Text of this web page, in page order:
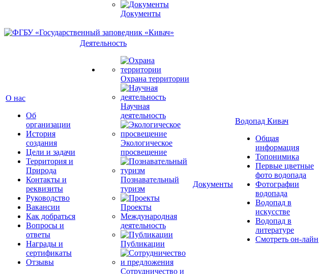
Документы
О нас
Об
организации
История
создания
Цели и задачи
Территория и
Природа
Контакты и
реквизиты
Руководство
Вакансии
Как добраться
Вопросы и
ответы
Награды и
сертификаты
Отзывы
Деятельность
Охрана территории
Научная
деятельность
Экологическое
просвещение
Познавательный
туризм
Проекты
Международная
деятельность
Публикации
Сотрудничество и
Документы
Водопад Кивач
Общая
информация
Топонимика
Первые цветные
фото водопада
Фотографии
водопада
Водопад в
искусстве
Водопад в
литературе
Смотреть он-лайн